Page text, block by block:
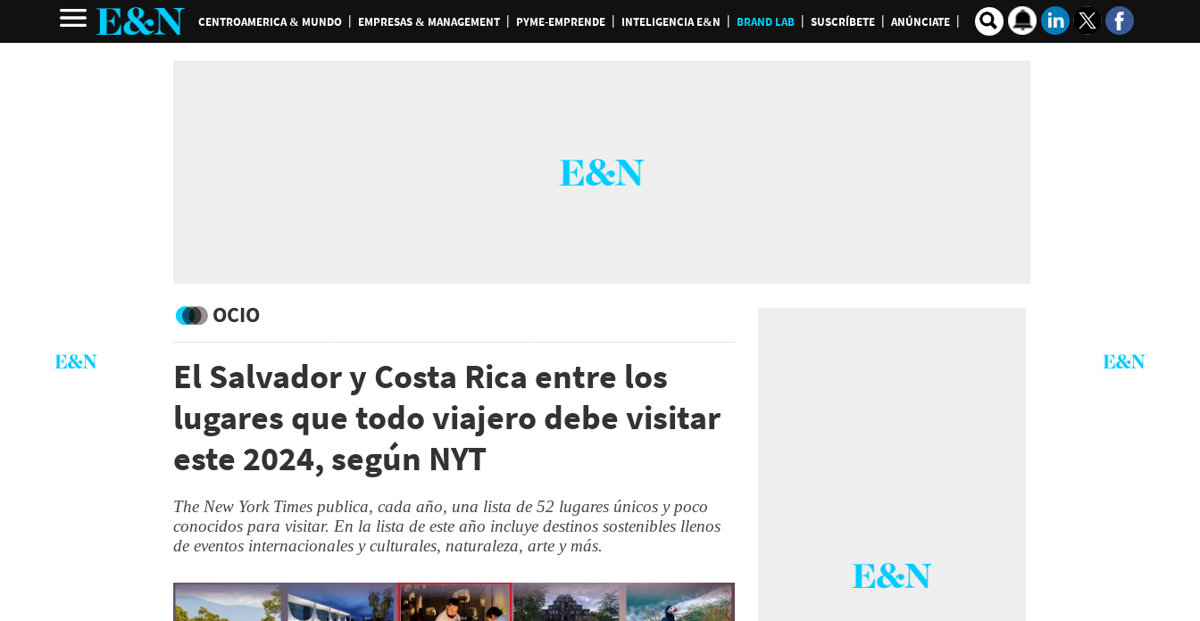
CENTROAMERICA & MUNDO EMPRESAS & MANAGEMENT PYME-EMPRENDE INTELIGENCIA E&N BRAND LAB SUSCRÍBETE ANÚNCIATE
OCIO
El Salvador y Costa Rica entre los
lugares que todo viajero debe visitar
este 2024, según NYT
The New York Times publica, cada año, una lista de 52 lugares únicos y poco
conocidos para visitar. En la lista de este año incluye destinos sostenibles llenos
de eventos internacionales y culturales, naturaleza, arte y más.